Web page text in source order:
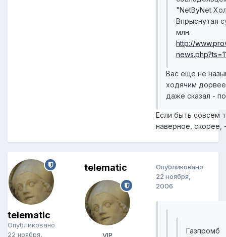
"NetByNet
Впрыснутая
млн.
http://
Вас еще не
ходячим
даже сказал -
Если быть совсем
наверное, скорее,
telematic
Опубликовано
22 ноября,
telematic
VIP
Опубликовано
22 ноября,
2006
Газпромб